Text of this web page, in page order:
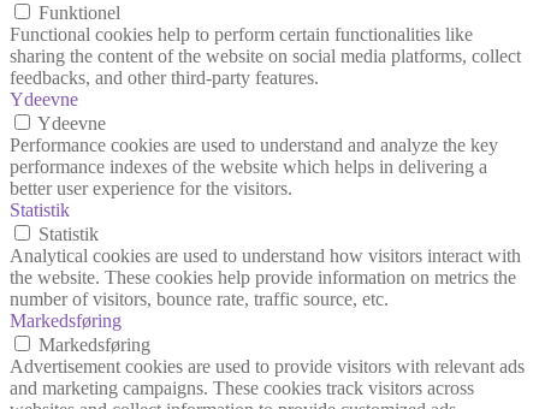
Funktionel
Functional cookies help to perform certain functionalities like
sharing the content of the website on social media platforms, collect
feedbacks, and other third-party features.
Ydeevne
Ydeevne
Performance cookies are used to understand and analyze the key
performance indexes of the website which helps in delivering a
better user experience for the visitors.
Statistik
Statistik
Analytical cookies are used to understand how visitors interact with
the website. These cookies help provide information on metrics the
number of visitors, bounce rate, traffic source, etc.
Markedsføring
Markedsføring
Advertisement cookies are used to provide visitors with relevant ads
and marketing campaigns. These cookies track visitors across